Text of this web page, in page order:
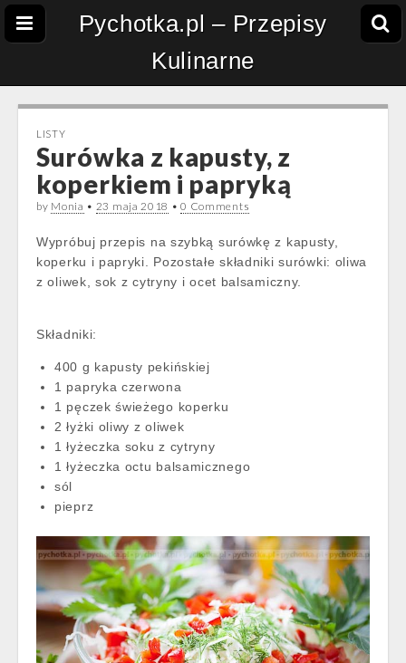
Pychotka.pl – Przepisy
Kulinarne
LISTY
Surówka z kapusty, z
koperkiem i papryką
by Monia • 23 maja 2018 •0 Comments
Wypróbuj przepis na szybką surówkę z kapusty,
koperku i papryki. Pozostałe składniki surówki: oliwa
z oliwek, sok z cytryny i ocet balsamiczny.
Składniki:
400 g kapusty pekińskiej
1 papryka czerwona
1 pęczek świeżego koperku
2 łyżki oliwy z oliwek
1 łyżeczka soku z cytryny
1 łyżeczka octu balsamicznego
sól
pieprz